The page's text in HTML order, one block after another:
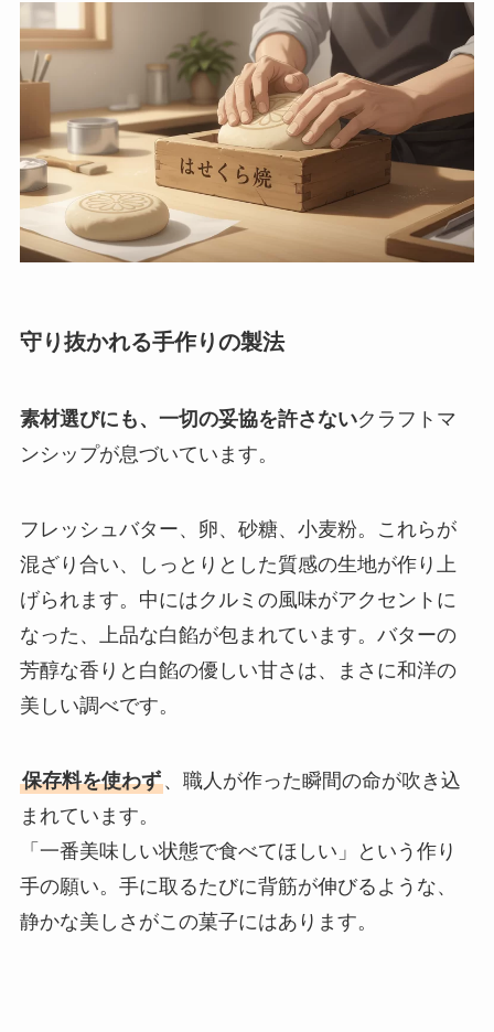
守り抜かれる手作りの製法
素材選びにも、一切の妥協を許さないクラフトマ
ンシップが息づいています。
フレッシュバター、卵、砂糖、小麦粉。これらが
混ざり合い、しっとりとした質感の生地が作り上
げられます。中にはクルミの風味がアクセントに
なった、上品な白餡が包まれています。バターの
芳醇な香りと白餡の優しい甘さは、まさに和洋の
美しい調べです。
保存料を使わず、職人が作った瞬間の命が吹き込
まれています。
「一番美味しい状態で食べてほしい」という作り
手の願い。手に取るたびに背筋が伸びるような、
静かな美しさがこの菓子にはあります。